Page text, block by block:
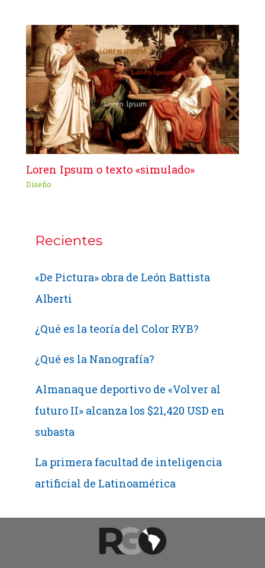
Loren Ipsum o texto «simulado»
Diseño
Recientes
«De Pictura» obra de León Battista
Alberti
¿Qué es la teoría del Color RYB?
¿Qué es la Nanografía?
Almanaque deportivo de «Volver al
futuro II» alcanza los $21,420 USD en
subasta
La primera facultad de inteligencia
artificial de Latinoamérica